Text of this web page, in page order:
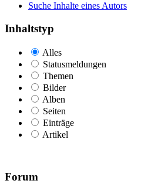
Suche Inhalte eines Autors
Inhaltstyp
Alles
Statusmeldungen
Themen
Bilder
Alben
Seiten
Einträge
Artikel
Forum